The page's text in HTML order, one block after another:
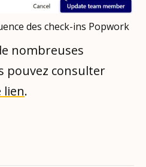
des check-ins Popwork
nombreuses
pouvez consulter
lien.